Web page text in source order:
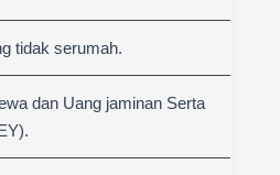
tidak serumah.
dan Uang jaminan Serta